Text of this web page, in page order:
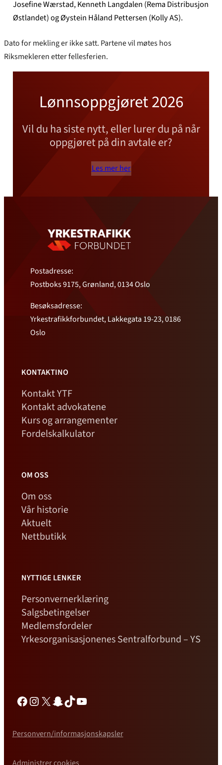
Josefine Wærstad, Kenneth Langdalen (Rema Distribusjon
Østlandet) og Øystein Håland Pettersen (Kolly AS).
Dato for mekling er ikke satt. Partene vil møtes hos
Riksmekleren etter fellesferien.
Lønnsoppgjøret 2026
Vil du ha siste nytt, eller lurer du på når
oppgjøret på din avtale er?
Les mer her
Postadresse:
Postboks 9175, Grønland, 0134 Oslo
Besøksadresse:
Yrkestrafikkforbundet, Lakkegata 19-23, 0186
Oslo
KONTAKTINO
Kontakt YTF
Kontakt advokatene
Kurs og arrangementer
Fordelskalkulator
OM OSS
Om oss
Vår historie
Aktuelt
Nettbutikk
NYTTIGE LENKER
Personvernerklæring
Salgsbetingelser
Medlemsfordeler
Yrkesorganisasjonenes Sentralforbund – YS
Personvern/informasjonskapsler
Facebook
Instagram
X Snapchat
TikTokYouTube